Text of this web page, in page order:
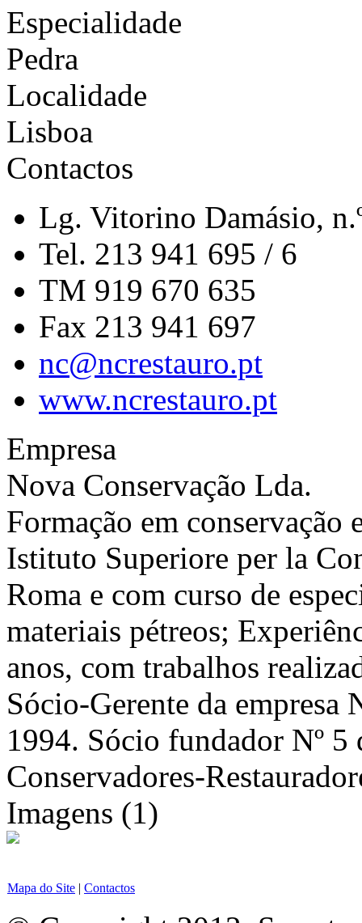
Especialidade
Pedra
Localidade
Lisboa
Contactos
Lg. Vitorino Damásio,
Tel. 213 941 695 / 6
TM 919 670 635
Fax 213 941 697
nc@ncrestauro.pt
www.ncrestauro.pt
Empresa
Nova Conservação Lda.
Formação em conservação
Istituto Superiore per la
Roma e com curso de
materiais pétreos;
anos, com trabalhos
Sócio-Gerente da empresa
1994. Sócio fundador Nº 5
Conservadores-
Imagens (1)
Mapa do Site | Contactos